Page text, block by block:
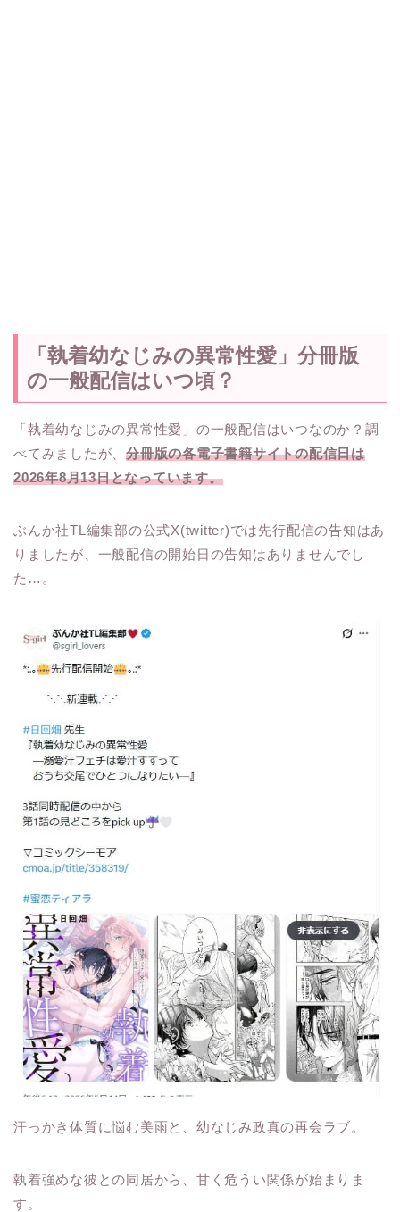
「執着幼なじみの異常性愛」分冊版
の一般配信はいつ頃？
「執着幼なじみの異常性愛」の一般配信はいつなのか？調
べてみましたが、分冊版の各電子書籍サイトの配信日は
2026年8月13日となっています。
ぶんか社TL編集部の公式X(twitter)では先行配信の告知はあ
りましたが、一般配信の開始日の告知はありませんでし
た…。
汗っかき体質に悩む美雨と、幼なじみ政真の再会ラブ。
執着強めな彼との同居から、甘く危うい関係が始まりま
す。